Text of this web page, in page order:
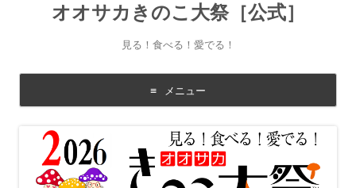
オオサカきのこ大祭［公式］
見る！食べる！愛でる！
メニュー
コ